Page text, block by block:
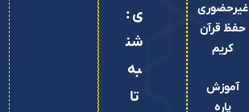
غیرحضوری
حفظ قرآن
کریم
آموزش
پاره
ی :
شن
به
تا